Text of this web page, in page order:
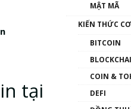
tại
MẬT MÃ
KIẾN THỨC
BITCOIN
COIN &
DEFI